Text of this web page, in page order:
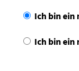
Ich bin ein
Ich bin